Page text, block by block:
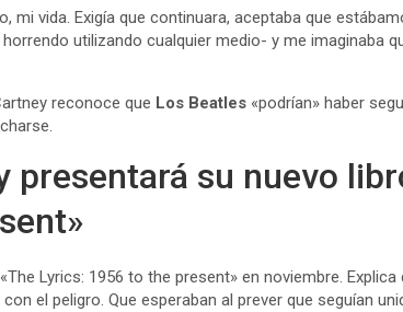
mi vida. Exigía que continuara, aceptaba que
utilizando cualquier medio- y me imaginaba
reconoce que Los Beatles «podrían» haber
presentará su nuevo
Lyrics: 1956 to the present» en noviembre.
el peligro. Que esperaban al prever que seguían